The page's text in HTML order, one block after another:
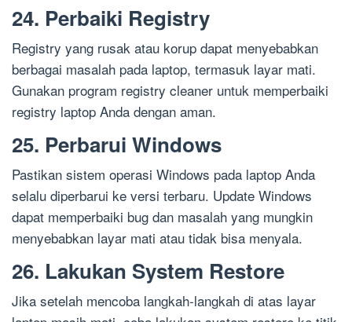
24. Perbaiki Registry
Registry yang rusak atau korup dapat menyebabkan
berbagai masalah pada laptop, termasuk layar mati.
Gunakan program registry cleaner untuk memperbaiki
registry laptop Anda dengan aman.
25. Perbarui Windows
Pastikan sistem operasi Windows pada laptop Anda
selalu diperbarui ke versi terbaru. Update Windows
dapat memperbaiki bug dan masalah yang mungkin
menyebabkan layar mati atau tidak bisa menyala.
26. Lakukan System Restore
Jika setelah mencoba langkah-langkah di atas layar